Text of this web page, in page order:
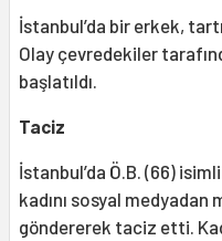
İstanbul’da bir erkek,
Olay çevredekiler
başlatıldı.
Taciz
İstanbul’da Ö.B. (66)
kadını sosyal
göndererek taciz etti.